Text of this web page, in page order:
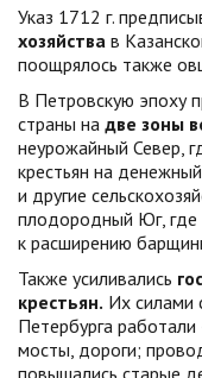
Указ 1712 г.
хозяйс­тва в
поощрялось также
В Петровскую эпоху
страны на две зоны
неурожайный Север,
крестьян на
и другие
пло­дородный Юг, где
к расширению
Также усиливались
крестьян. Их силами
Петербурга
мосты, дороги;
повышались старые